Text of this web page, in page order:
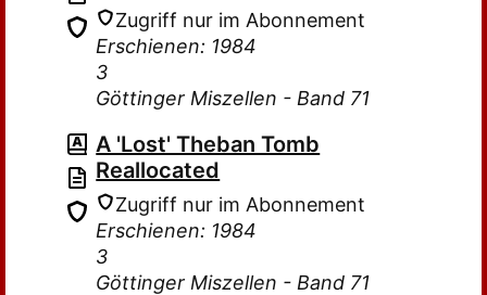
Zugriff nur im Abonnement
Erschienen: 1984
3
Göttinger Miszellen - Band 71
A 'Lost' Theban Tomb
Reallocated
Zugriff nur im Abonnement
Erschienen: 1984
3
Göttinger Miszellen - Band 71